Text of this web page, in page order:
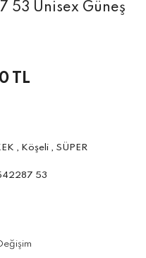
53 Unisex Güneş
TL
, Köşeli , SÜPER
53